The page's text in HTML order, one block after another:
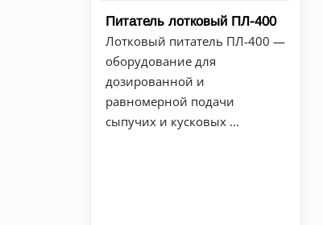
Питатель лотковый ПЛ-400
Лотковый питатель ПЛ-400 —
оборудование для
дозированной и
равномерной подачи
сыпучих и кусковых ...